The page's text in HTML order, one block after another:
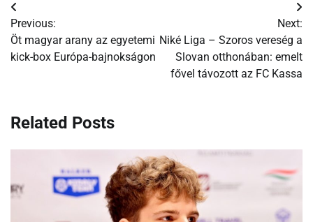
Bejegyzés
navigáció
Previous:
Öt magyar arany az egyetemi
kick-box Európa-bajnokságon
Next:
Niké Liga – Szoros vereség a
Slovan otthonában: emelt
fővel távozott az FC Kassa
Related Posts